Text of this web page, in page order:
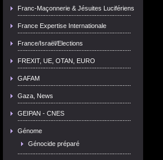
Franc-Maçonnerie & Jésuites Lucifériens
France Expertise Internationale
France/Israël/Elections
FREXIT, UE, OTAN, EURO
GAFAM
Gaza, News
GEIPAN - CNES
Génome
Génocide préparé